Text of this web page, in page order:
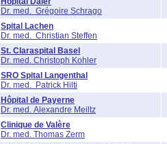
Dr. med. Grégoire Schrago
Spital Lachen
Dr. med. Christian Steffen
St. Claraspital Basel
Dr. med. Christoph Kohler
SRO Spital Langenthal
Dr. med. Patrick Hilti
Hôpital de Payerne
Dr. med. Alexandre Meiltz
Clinique de Valère
Dr. med. Thomas Zerm